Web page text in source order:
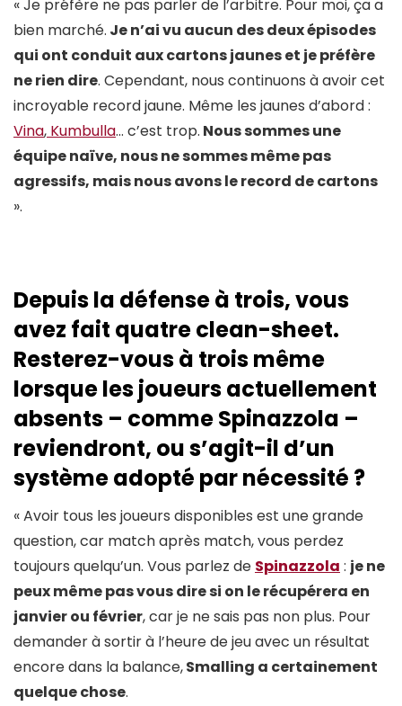
« Je préfère ne pas parler de l’arbitre. Pour moi, ça a
bien marché. Je n’ai vu aucun des deux épisodes
qui ont conduit aux cartons jaunes et je préfère
ne rien dire. Cependant, nous continuons à avoir cet
incroyable record jaune. Même les jaunes d’abord :
Vina, Kumbulla… c’est trop. Nous sommes une
équipe naïve, nous ne sommes même pas
agressifs, mais nous avons le record de cartons
».
Depuis la défense à trois, vous
avez fait quatre clean-sheet.
Resterez-vous à trois même
lorsque les joueurs actuellement
absents – comme Spinazzola –
reviendront, ou s’agit-il d’un
système adopté par nécessité ?
« Avoir tous les joueurs disponibles est une grande
question, car match après match, vous perdez
toujours quelqu’un. Vous parlez de Spinazzola : je ne
peux même pas vous dire si on le récupérera en
janvier ou février, car je ne sais pas non plus. Pour
demander à sortir à l’heure de jeu avec un résultat
encore dans la balance,Smalling a certainement
quelque chose.